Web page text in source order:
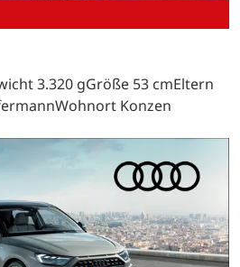
3.320 gGröße 53 cmEltern
Konzen